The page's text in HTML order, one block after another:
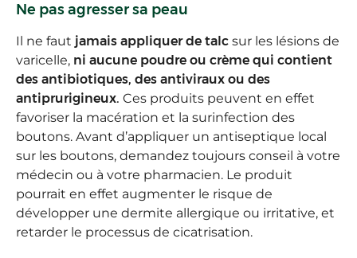
Ne pas agresser sa peau
Il ne faut jamais appliquer de talc sur les lésions de
varicelle, ni aucune poudre ou crème qui contient
des antibiotiques, des antiviraux ou des
antiprurigineux. Ces produits peuvent en effet
favoriser la macération et la surinfection des
boutons. Avant d’appliquer un antiseptique local
sur les boutons, demandez toujours conseil à votre
médecin ou à votre pharmacien. Le produit
pourrait en effet augmenter le risque de
développer une dermite allergique ou irritative, et
retarder le processus de cicatrisation.